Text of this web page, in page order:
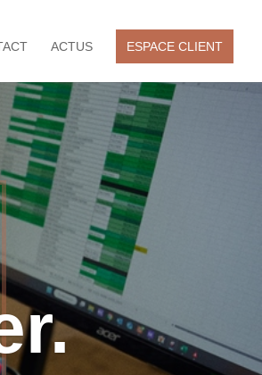
ACTUS ESPACE CLIENT